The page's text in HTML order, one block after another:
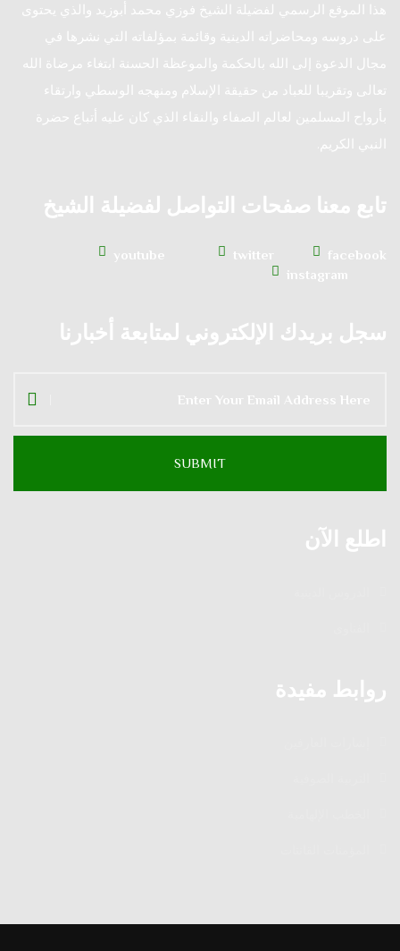
هذا الموقع الرسمي لفضيلة الشيخ فوزي محمد أبوزيد والذي يحتوى
على دروسه ومحاضراته الدينية وقائمة بمؤلفاته التي نشرها في
مجال الدعوة إلى الله بالحكمة والموعظة الحسنة ابتغاء مرضاة الله
تعالى وتقريبا للعباد من حقيقة الإسلام ومنهجه الوسطي وارتقاء
بأرواح المسلمين لعالم الصفاء والنقاء الذي كان عليه أتباع حضرة
النبي الكريم.
تابع معنا صفحات التواصل لفضيلة الشيخ
facebook
twitter
youtube
instagram
سجل بريدك الإلكتروني لمتابعة أخبارنا
اطلع الآن
روابط مفيدة